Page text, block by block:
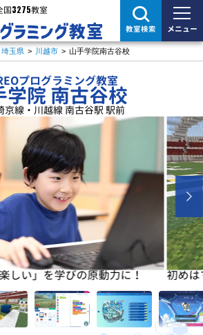
国3275教室
教室検索 メニュー
埼玉県 > 川越市 > 山手学院南古谷校
プログラミング教室
学院 南古谷校
京線・川越線 南古谷駅 駅前
しい」を学びの原動力に！ 初め